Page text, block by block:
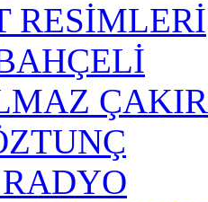
RESİMLERİ